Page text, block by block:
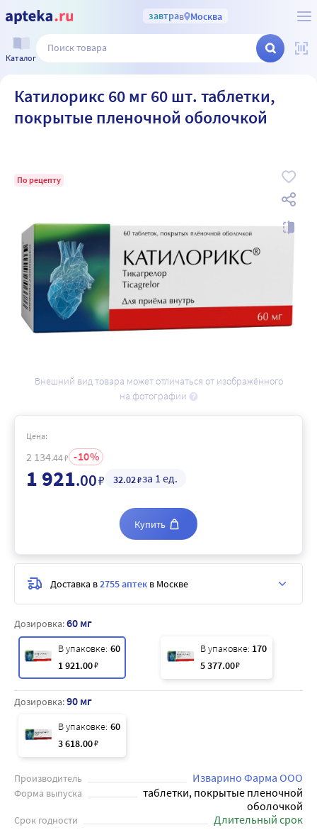
завтрав Москва
Каталог
Катилорикс 60 мг 60 шт. таблетки,
покрытые пленочной оболочкой
По рецепту
Внешний вид товара может отличаться от изображённого
на фотографии
Дозировка:60 мг
В упаковке: 60
1 921.00₽
В упаковке: 170
5 377.00₽
Дозировка:90 мг
В упаковке: 60
3 618.00₽
Производитель Изварино Фарма ООО
Форма выпуска
таблетки, покрытые пленочной
оболочкой
Срок годности Длительный срок
Цена:
2 134.44₽ 10
1 921.00₽ 32.02₽за 1 ед.
Купить
Доставка в2755 аптек в Москве